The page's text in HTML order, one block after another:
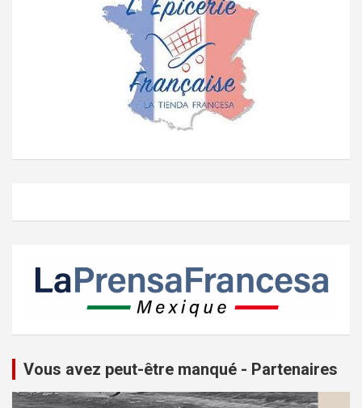
Vous avez peut-être manqué - Partenaires